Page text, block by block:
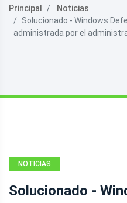
Principal
Noticias
Solucionado - Windows
administrada por el
NOTICIAS
Solucionado -